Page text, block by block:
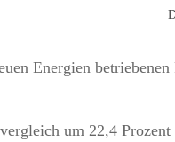
Energien
um 22,4